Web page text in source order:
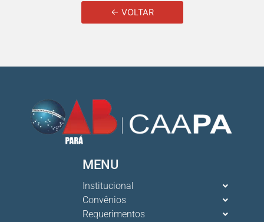
← VOLTAR
MENU
Institucional
Convênios
Requerimentos